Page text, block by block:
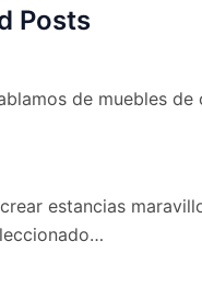
Posts
de muebles
estancias